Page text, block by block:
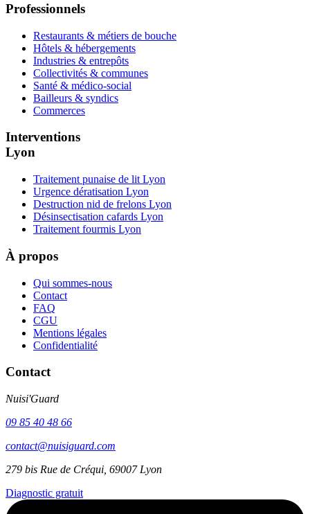
Professionnels
Restaurants & métiers de bouche
Hôtels & hébergements
Industries & entrepôts
Collectivités & communes
Santé & médico-social
Bailleurs & syndics
Commerces
Interventions
Lyon
Traitement punaise de lit Lyon
Urgence dératisation Lyon
Destruction nid de frelons Lyon
Désinsectisation cafards Lyon
Traitement fourmis Lyon
À propos
Qui sommes-nous
Contact
FAQ
CGU
Mentions légales
Confidentialité
Contact
Nuisi'Guard
09 85 40 48 66
contact@nuisiguard.com
279 bis Rue de Créqui, 69007 Lyon
Diagnostic gratuit